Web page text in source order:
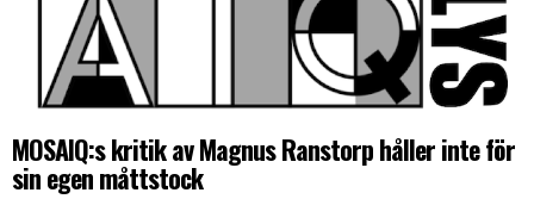
MOSAIQ:s kritik av Magnus Ranstorp håller inte för
sin egen måttstock